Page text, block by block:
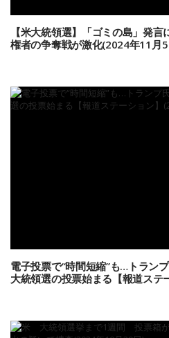
【米大統領選】「ゴミの島」発
権者の争奪戦が激化(2024年11月
電子投票で“時間短縮”も…トラン
大統領選の投票始まる【報道ス